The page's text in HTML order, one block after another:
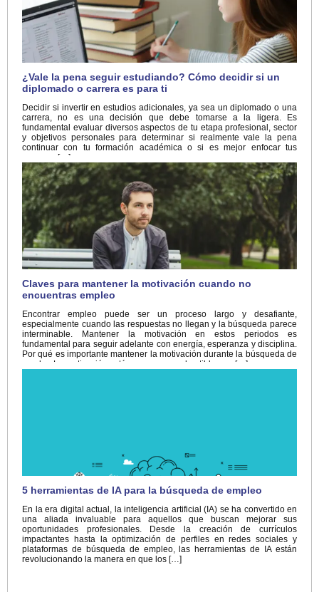
¿Vale la pena seguir estudiando? Cómo decidir si un
diplomado o carrera es para ti
Decidir si invertir en estudios adicionales, ya sea un diplomado o una
carrera, no es una decisión que debe tomarse a la ligera. Es
fundamental evaluar diversos aspectos de tu etapa profesional, sector
y objetivos personales para determinar si realmente vale la pena
continuar con tu formación académica o si es mejor enfocar tus
recursos […]
Claves para mantener la motivación cuando no
encuentras empleo
Encontrar empleo puede ser un proceso largo y desafiante,
especialmente cuando las respuestas no llegan y la búsqueda parece
interminable. Mantener la motivación en estos periodos es
fundamental para seguir adelante con energía, esperanza y disciplina.
Por qué es importante mantener la motivación durante la búsqueda de
empleo La motivación actúa como un combustible que […]
5 herramientas de IA para la búsqueda de empleo
En la era digital actual, la inteligencia artificial (IA) se ha convertido en
una aliada invaluable para aquellos que buscan mejorar sus
oportunidades profesionales. Desde la creación de currículos
impactantes hasta la optimización de perfiles en redes sociales y
plataformas de búsqueda de empleo, las herramientas de IA están
revolucionando la manera en que los […]